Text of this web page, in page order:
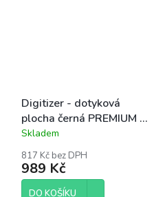
Digitizer - dotyková
plocha černá PREMIUM |
iPad 7, 8, 9
Průměrné
produktu
je
5,0
Skladem
817 Kč bez DPH
989 Kč
DO KOŠÍKU